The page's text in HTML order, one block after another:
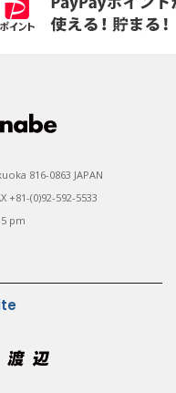
816-0863 JAPAN
(0)92-592-5533
pm